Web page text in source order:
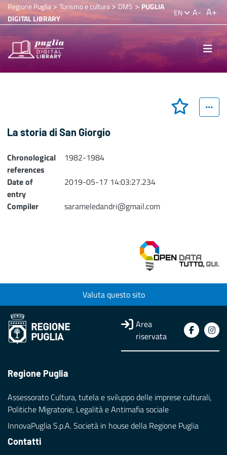
Regione Puglia> Turismo e cultura>DMS > PUGLIA
DIGITAL LIBRARY
EN A- A+
La storia di San Giorgio
Chronological
references
1982-1984
Date of
entry
2019-05-17 14:03:27.234
Compiler
sarameledandri@gmail.com
Valuta questo sito
Area
riservata
Regione Puglia
Assessorato Cultura, tutela e sviluppo delle imprese culturali,
Politiche Migratorie, Legalità e Antimafia sociale
InnovaPuglia S.p.A. Società in house della Regione Puglia
Contatti